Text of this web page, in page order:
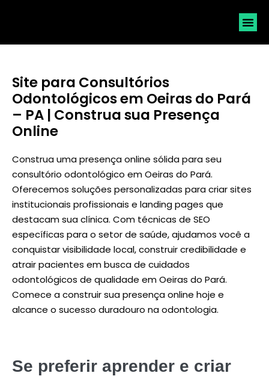
Site para Consultórios
Odontológicos em Oeiras do Pará
– PA | Construa sua Presença
Online
Construa uma presença online sólida para seu
consultório odontológico em Oeiras do Pará.
Oferecemos soluções personalizadas para criar sites
institucionais profissionais e landing pages que
destacam sua clínica. Com técnicas de SEO
específicas para o setor de saúde, ajudamos você a
conquistar visibilidade local, construir credibilidade e
atrair pacientes em busca de cuidados
odontológicos de qualidade em Oeiras do Pará.
Comece a construir sua presença online hoje e
alcance o sucesso duradouro na odontologia.
Se preferir aprender e criar